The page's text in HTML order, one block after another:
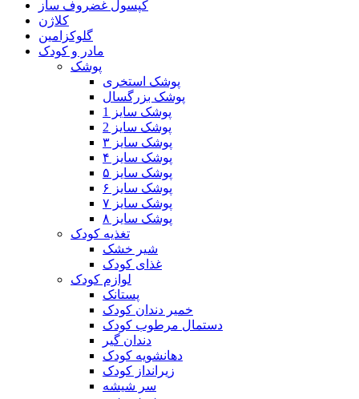
کپسول غضروف ساز
کلاژن
گلوکزامین
مادر و کودک
پوشک
پوشک استخری
پوشک بزرگسال
پوشک سایز 1
پوشک سایز 2
پوشک سایز ۳
پوشک سایز ۴
پوشک سایز ۵
پوشک سایز ۶
پوشک سایز ۷
پوشک سایز ۸
تغذیه کودک
شیر خشک
غذای کودک
لوازم کودک
پستانک
خمیر دندان کودک
دستمال مرطوب کودک
دندان گیر
دهانشویه کودک
زیرانداز کودک
سر شیشه